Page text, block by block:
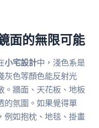
面的無限可能
小宅設計中，淺色系是
灰色等顏色能反射光
。牆面、天花板、地板
的氛圍。如果覺得單
例如抱枕、地毯、掛畫